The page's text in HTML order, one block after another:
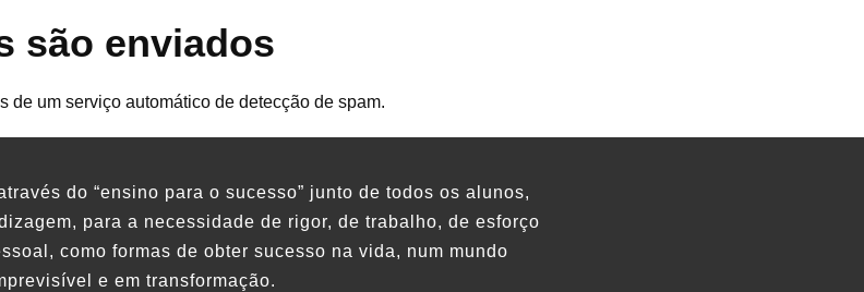
são enviados
de um serviço automático de detecção de spam.
do “ensino para o sucesso” junto de todos os alunos,
para a necessidade de rigor, de trabalho, de esforço
como formas de obter sucesso na vida, num mundo
e em transformação.